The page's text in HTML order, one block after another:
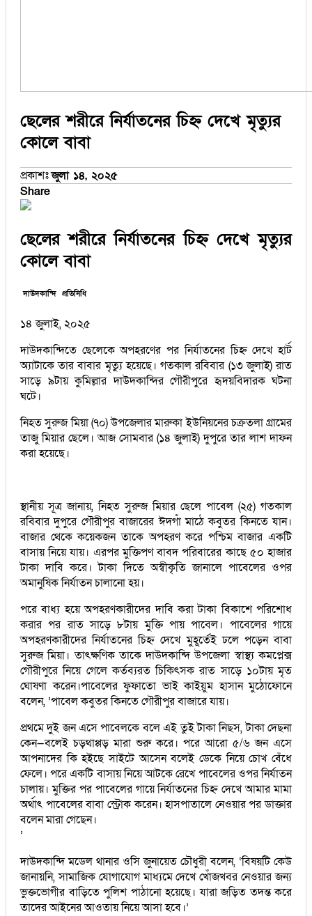
ছেলের শরীরে নির্যাতনের চিহ্ন দেখে মৃত্যুর
কোলে বাবা
প্রকাশঃজুলা ১৪, ২০২৫
Share
ছেলের শরীরে নির্যাতনের চিহ্ন দেখে মৃত্যুর
কোলে বাবা
দাউদকান্দি প্রতিনিধি
১৪ জুলাই, ২০২৫
দাউদকান্দিতে ছেলেকে অপহরণের পর নির্যাতনের চিহ্ন দেখে হার্ট
অ্যাটাকে তার বাবার মৃত্যু হয়েছে। গতকাল রবিবার (১৩ জুলাই) রাত
সাড়ে ৯টায় কুমিল্লার দাউদকান্দির গৌরীপুরে হৃদয়বিদারক ঘটনা
ঘটে।
নিহত সুরুজ মিয়া (৭০) উপজেলার মারুকা ইউনিয়নের চক্রতলা গ্রামের
তাজু মিয়ার ছেলে। আজ সোমবার (১৪ জুলাই) দুপুরে তার লাশ দাফন
করা হয়েছে।
স্থানীয় সূত্র জানায়, নিহত সুরুজ মিয়ার ছেলে পাবেল (২৫) গতকাল
রবিবার দুপুরে গৌরীপুর বাজারের ঈদগাঁ মাঠে কবুতর কিনতে যান।
বাজার থেকে কয়েকজন তাকে অপহরণ করে পশ্চিম বাজার একটি
বাসায় নিয়ে যায়। এরপর মুক্তিপণ বাবদ পরিবারের কাছে ৫০ হাজার
টাকা দাবি করে। টাকা দিতে অস্বীকৃতি জানালে পাবেলের ওপর
অমানুষিক নির্যাতন চালানো হয়।
পরে বাধ্য হয়ে অপহরণকারীদের দাবি করা টাকা বিকাশে পরিশোধ
করার পর রাত সাড়ে ৮টায় মুক্তি পায় পাবেল। পাবেলের গায়ে
অপহরণকারীদের নির্যাতনের চিহ্ন দেখে মুহূর্তেই ঢলে পড়েন বাবা
সুরুজ মিয়া। তাৎক্ষণিক তাকে দাউদকান্দি উপজেলা স্বাস্থ্য কমপ্লেক্স
গৌরীপুরে নিয়ে গেলে কর্তব্যরত চিকিৎসক রাত সাড়ে ১০টায় মৃত
ঘোষণা করেন।পাবেলের ফুফাতো ভাই কাইয়ুম হাসান মুঠোফোনে
বলেন, ‘পাবেল কবুতর কিনতে গৌরীপুর বাজারে যায়।
প্রথমে দুই জন এসে পাবেলকে বলে এই তুই টাকা নিছস, টাকা দেছনা
কেন—বলেই চড়থাপ্পড় মারা শুরু করে। পরে আরো ৫/৬ জন এসে
আপনাদের কি হইছে সাইটে আসেন বলেই ডেকে নিয়ে চোখ বেঁধে
ফেলে। পরে একটি বাসায় নিয়ে আটকে রেখে পাবেলের ওপর নির্যাতন
চালায়। মুক্তির পর পাবেলের গায়ে নির্যাতনের চিহ্ন দেখে আমার মামা
অর্থাৎ পাবেলের বাবা স্ট্রোক করেন। হাসপাতালে নেওয়ার পর ডাক্তার
বলেন মারা গেছেন।
’
দাউদকান্দি মডেল থানার ওসি জুনায়েত চৌধুরী বলেন, ‘বিষয়টি কেউ
জানায়নি, সামাজিক যোগাযোগ মাধ্যমে দেখে খোঁজখবর নেওয়ার জন্য
ভুক্তভোগীর বাড়িতে পুলিশ পাঠানো হয়েছে। যারা জড়িত তদন্ত করে
তাদের আইনের আওতায় নিয়ে আসা হবে।’